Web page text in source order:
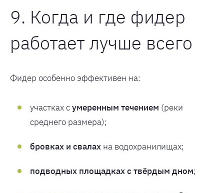
9. Когда и где фидер
работает лучше всего
Фидер особенно эффективен на:
участках сумеренным течением (реки
среднего размера);
бровках и свалах на водохранилищах;
подводных площадках с твёрдым дном;